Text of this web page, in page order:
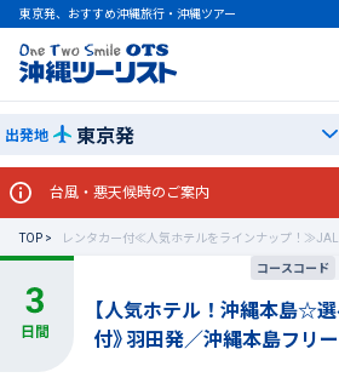
東京発、おすすめ沖縄旅行・沖縄ツアー
出発地 東京発
台風・悪天候時のご案内
TOP
コースコード
【人気ホテル！沖縄本島☆選
付》羽田発／沖縄本島フリ